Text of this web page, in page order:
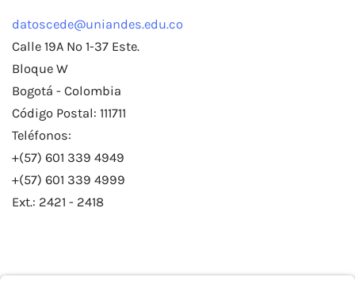
datoscede@uniandes.edu.co
Calle 19A No 1-37 Este.
Bloque W
Bogotá - Colombia
Código Postal: 111711
Teléfonos:
+(57) 601 339 4949
+(57) 601 339 4999
Ext.: 2421 - 2418